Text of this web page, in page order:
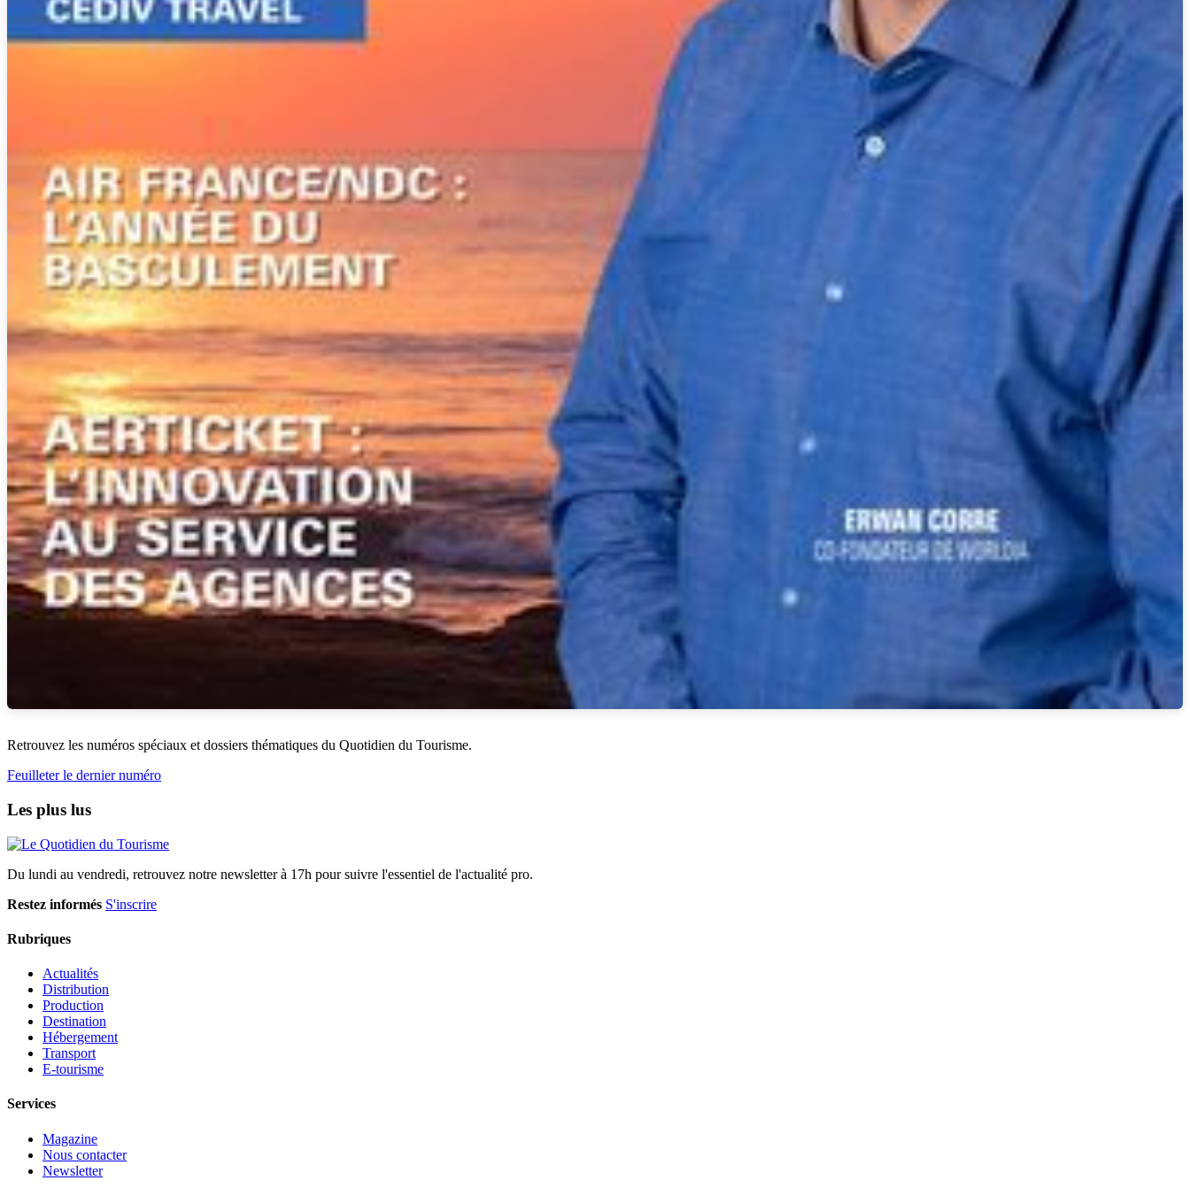
Retrouvez les numéros spéciaux et dossiers thématiques du Quotidien du Tourisme.
Feuilleter le dernier numéro
Les plus lus
Du lundi au vendredi, retrouvez notre newsletter à 17h pour suivre l'essentiel de l'actualité pro.
Restez informés S'inscrire
Rubriques
Actualités
Distribution
Production
Destination
Hébergement
Transport
E-tourisme
Services
Magazine
Nous contacter
Newsletter